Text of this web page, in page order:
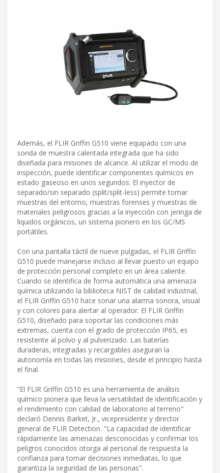
Además, el FLIR Griffin G510 viene equipado con una
sonda de muestra calentada integrada que ha sido
diseñada para misiones de alcance. Al utilizar el modo de
inspección, puede identificar componentes químicos en
estado gaseoso en unos segundos. El inyector de
separado/sin separado (split/split-less) permite tomar
muestras del entorno, muestras forenses y muestras de
materiales peligrosos gracias a la inyección con jeringa de
líquidos orgánicos, un sistema pionero en los GC/MS
portátiles.
Con una pantalla táctil de nueve pulgadas, el FLIR Griffin
G510 puede manejarse incluso al llevar puesto un equipo
de protección personal completo en un área caliente.
Cuando se identifica de forma automática una amenaza
química utilizando la biblioteca NIST de calidad industrial,
el FLIR Griffin G510 hace sonar una alarma sonora, visual
y con colores para alertar al operador. El FLIR Griffin
G510, diseñado para soportar las condiciones más
extremas, cuenta con el grado de protección IP65, es
resistente al polvo y al pulverizado. Las baterías
duraderas, integradas y recargables aseguran la
autonomía en todas las misiones, desde el principio hasta
el final.
“El FLIR Griffin G510 es una herramienta de análisis
químico pionera que lleva la versatilidad de identificación y
el rendimiento con calidad de laboratorio al terreno"
declaró Dennis Barket, Jr., vicepresidente y director
general de FLIR Detection. "La capacidad de identificar
rápidamente las amenazas desconocidas y confirmar los
peligros conocidos otorga al personal de respuesta la
confianza para tomar decisiones inmediatas, lo que
garantiza la seguridad de las personas".